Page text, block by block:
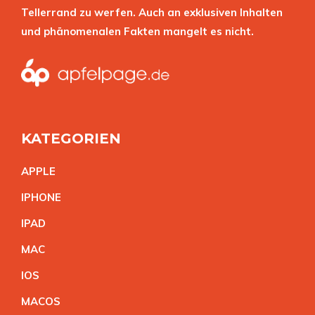
Tellerrand zu werfen. Auch an exklusiven Inhalten
und phänomenalen Fakten mangelt es nicht.
KATEGORIEN
APPLE
IPHONE
IPAD
MAC
IOS
MACOS